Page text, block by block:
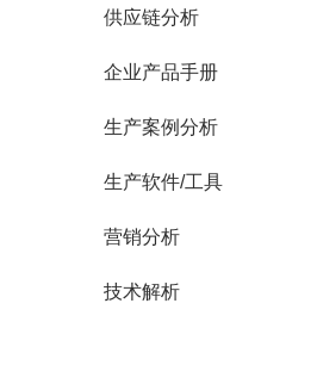
供应链分析
企业产品手册
生产案例分析
生产软件/工具
营销分析
技术解析